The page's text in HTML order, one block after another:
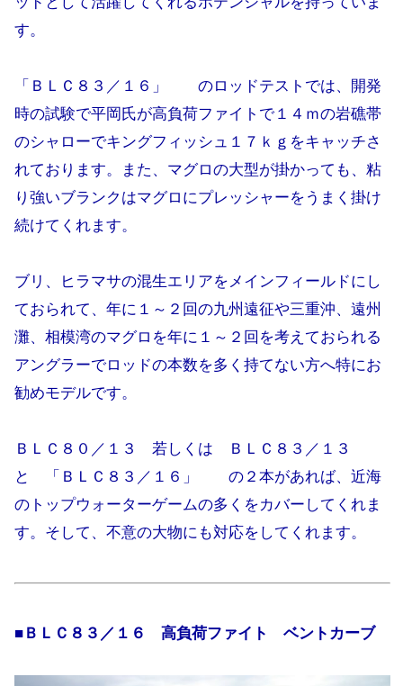
す。
「ＢＬＣ８３／１６」 のロッドテストでは、開発
時の試験で平岡氏が高負荷ファイトで１４ｍの岩礁帯
のシャローでキングフィッシュ１７ｋｇをキャッチさ
れております。また、マグロの大型が掛かっても、粘
り強いブランクはマグロにプレッシャーをうまく掛け
続けてくれます。
ブリ、ヒラマサの混生エリアをメインフィールドにし
ておられて、年に１～２回の九州遠征や三重沖、遠州
灘、相模湾のマグロを年に１～２回を考えておられる
アングラーでロッドの本数を多く持てない方へ特にお
勧めモデルです。
ＢＬＣ８０／１３ 若しくは ＢＬＣ８３／１３
と 「ＢＬＣ８３／１６」 の２本があれば、近海
のトップウォーターゲームの多くをカバーしてくれま
す。そして、不意の大物にも対応をしてくれます。
■ＢＬＣ８３／１６ 高負荷ファイト ベントカーブ